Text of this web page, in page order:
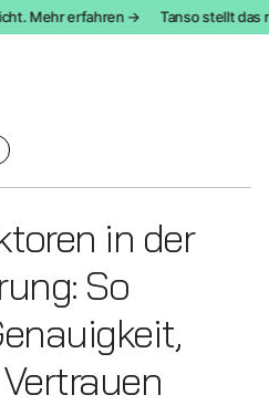
Mehr erfahren → Tanso stellt das
in der
So